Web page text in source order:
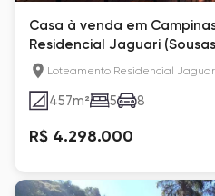
Casa à venda em
Residencial Jaguari
m² Loteamento Residencial
457m² 5 8
R$ 4.298.000